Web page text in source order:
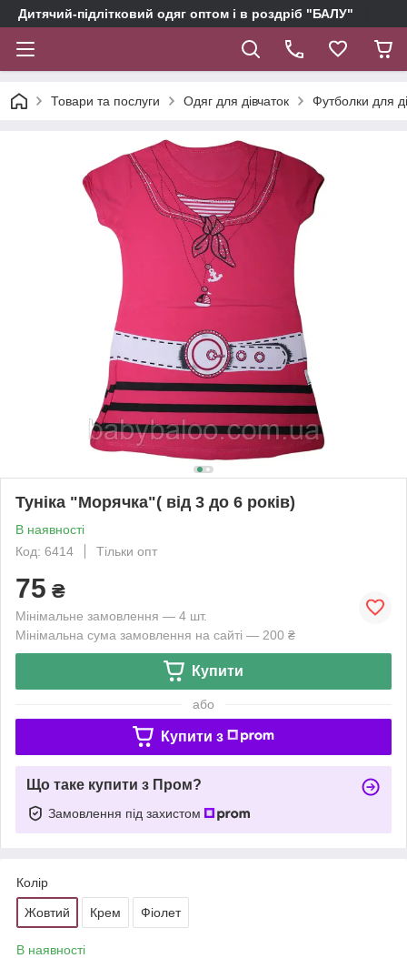
Дитячий-підлітковий одяг оптом і в роздріб "БАЛУ"
Товари та послуги Одяг для дівчаток Футболки для
Туніка "Морячка"( від 3 до 6 років)
В наявності
Код: 6414
Тільки опт
75 ₴
Мінімальне замовлення — 4 шт.
Мінімальна сума замовлення на сайті — 200 ₴
Купити
або
Купити з
Що таке купити з Пром?
Замовлення під захистом
Колір
Жовтий Крем Фіолет
В наявності